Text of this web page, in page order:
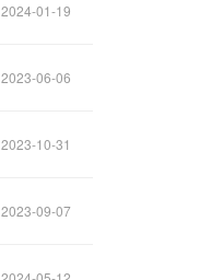
2024-01-19
2023-06-06
2023-10-31
2023-09-07